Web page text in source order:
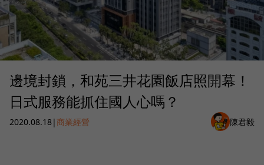
邊境封鎖，和苑三井花園飯店照開幕！
日式服務能抓住國人心嗎？
2020.08.18|商業經營 陳君毅